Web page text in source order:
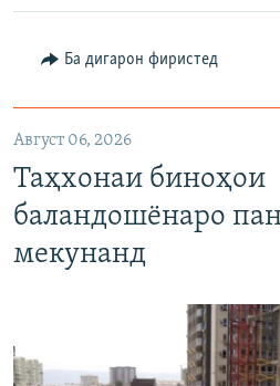
Ба дигарон фиристед
Август 06, 2026
Таҳхонаи биноҳои
баландошёнаро
мекунанд